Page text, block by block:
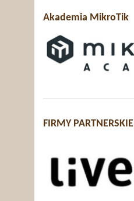
Akademia MikroTik
FIRMY PARTNERSKIE